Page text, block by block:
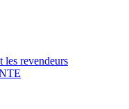
les revendeurs